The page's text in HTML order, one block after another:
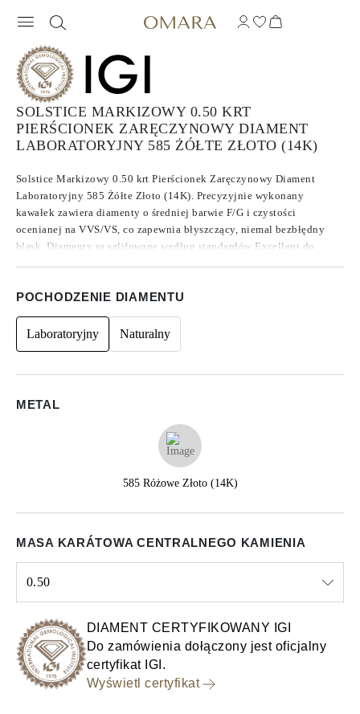
SOLSTICE MARKIZOWY 0.50 KRT
PIERŚCIONEK ZARĘCZYNOWY DIAMENT
LABORATORYJNY 585 ŻÓŁTE ZŁOTO (14K)
Solstice Markizowy 0.50 krt Pierścionek Zaręczynowy Diament
Laboratoryjny 585 Żółte Złoto (14K). Precyzyjnie wykonany
kawałek zawiera diamenty o średniej barwie F/G i czystości
ocenianej na VVS/VS, co zapewnia błyszczący, niemal bezbłędny
blask. Diamenty są szlifowane według standardów Excellent do
wykazują fluorescencji.
POCHODZENIE DIAMENTU
Laboratoryjny Naturalny
METAL
585 Różowe Złoto (14K)
MASA KARÁTOWA CENTRALNEGO KAMIENIA
0.50
DIAMENT CERTYFIKOWANY IGI
Do zamówienia dołączony jest oficjalny
certyfikat IGI.
Wyświetl certyfikat